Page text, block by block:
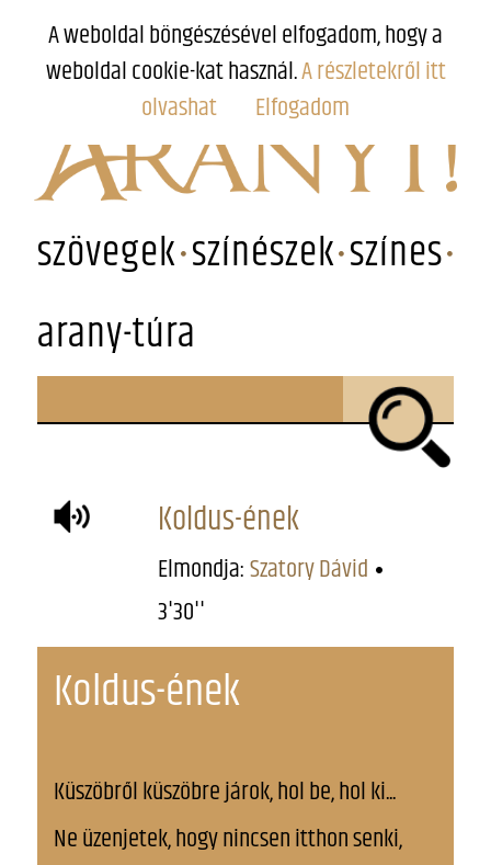
szövegek színészek színes
arany-túra
Koldus-ének
Elmondja:Szatory Dávid
3'30''
Koldus-ének
Küszöbről küszöbre járok, hol be, hol ki...
Ne üzenjetek, hogy nincsen itthon senki,
A weboldal böngészésével elfogadom, hogy a
weboldal cookie-kat használ.A részletekről itt
olvashat
Elfogadom